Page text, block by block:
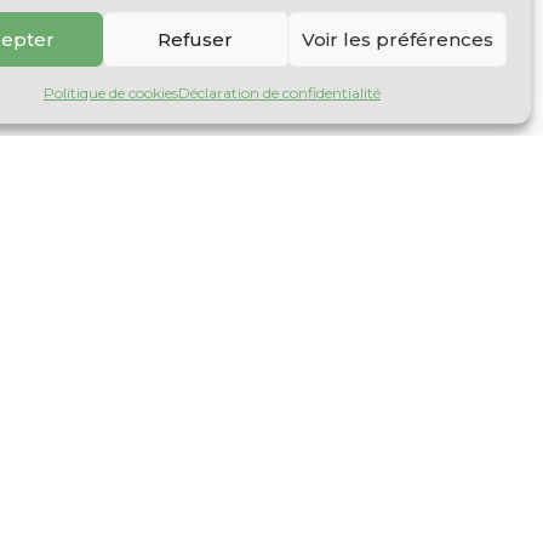
Refuser Voir les préférences
Politique de cookiesDéclaration de confidentialité